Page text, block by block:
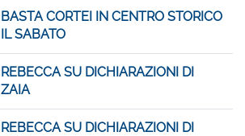
BASTA CORTEI IN CENTRO STORICO
IL SABATO
REBECCA SU DICHIARAZIONI DI
ZAIA
REBECCA SU DICHIARAZIONI DI